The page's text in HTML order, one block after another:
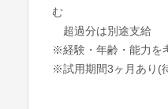
む
超過分は別途支給
※経験・年齢・能力を
※試用期間3ヶ月あり(